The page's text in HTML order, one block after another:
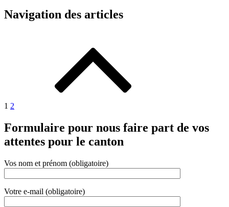
Navigation des articles
1 2
Formulaire pour nous faire part de vos
attentes pour le canton
Vos nom et prénom (obligatoire)
Votre e-mail (obligatoire)